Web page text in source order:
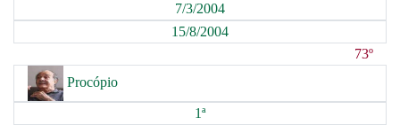
7/3/2004
15/8/2004
73º
Procópio
1ª